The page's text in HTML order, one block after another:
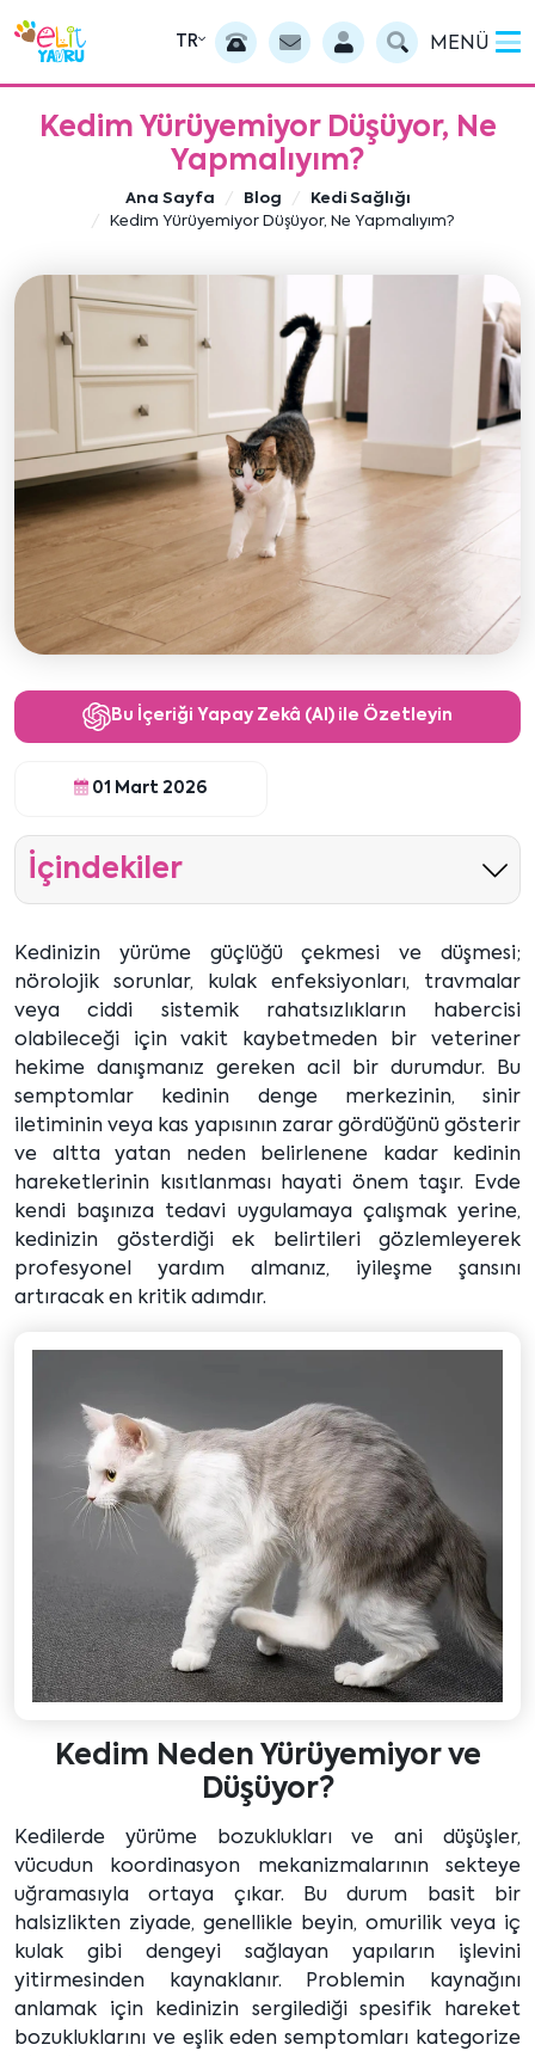
TR MENÜ
Kedim Yürüyemiyor Düşüyor, Ne
Yapmalıyım?
Ana Sayfa Blog
Kedi Sağlığı
Kedim Yürüyemiyor Düşüyor, Ne Yapmalıyım?
Bu İçeriği Yapay Zekâ (AI) ile Özetleyin
01 Mart 2026
İçindekiler
Kedinizin yürüme güçlüğü çekmesi ve düşmesi;
nörolojik sorunlar, kulak enfeksiyonları, travmalar
veya ciddi sistemik rahatsızlıkların habercisi
olabileceği için vakit kaybetmeden bir veteriner
hekime danışmanız gereken acil bir durumdur. Bu
semptomlar kedinin denge merkezinin, sinir
iletiminin veya kas yapısının zarar gördüğünü gösterir
ve altta yatan neden belirlenene kadar kedinin
hareketlerinin kısıtlanması hayati önem taşır. Evde
kendi başınıza tedavi uygulamaya çalışmak yerine,
kedinizin gösterdiği ek belirtileri gözlemleyerek
profesyonel yardım almanız, iyileşme şansını
artıracak en kritik adımdır.
Kedim Neden Yürüyemiyor ve
Düşüyor?
Kedilerde yürüme bozuklukları ve ani düşüşler,
vücudun koordinasyon mekanizmalarının sekteye
uğramasıyla ortaya çıkar. Bu durum basit bir
halsizlikten ziyade, genellikle beyin, omurilik veya iç
kulak gibi dengeyi sağlayan yapıların işlevini
yitirmesinden kaynaklanır. Problemin kaynağını
anlamak için kedinizin sergilediği spesifik hareket
bozukluklarını ve eşlik eden semptomları kategorize